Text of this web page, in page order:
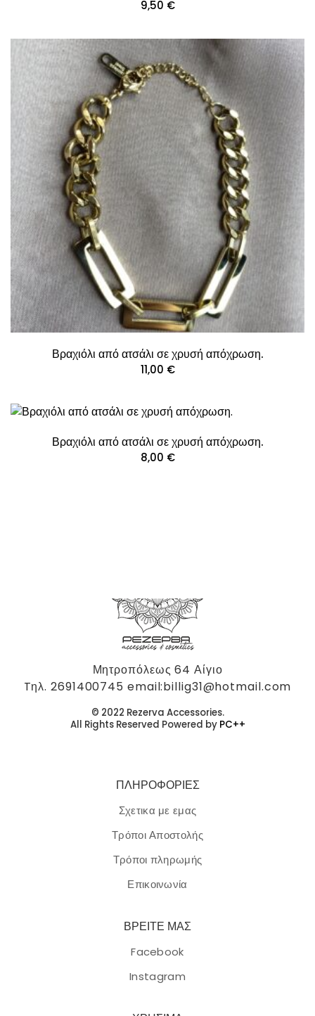
9,50 €
Βραχιόλι από ατσάλι σε χρυσή απόχρωση.
11,00 €
Βραχιόλι από ατσάλι σε χρυσή απόχρωση.
8,00 €
Μητροπόλεως 64 Αίγιο
Tηλ. 2691400745 email:billig31@hotmail.com
© 2022 Rezerva Accessories.
All Rights Reserved Powered by PC++
ΠΛΗΡΟΦΟΡΙΕΣ
Σχετικα με εμας
Τρόποι Αποστολής
Τρόποι πληρωμής
Επικοινωνία
ΒΡΕΙΤΕ ΜΑΣ
Facebook
Instagram